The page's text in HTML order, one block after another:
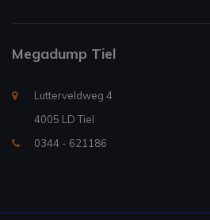
Megadump Tiel
Lutterveldweg 4
4005 LD Tiel
0344 - 621186